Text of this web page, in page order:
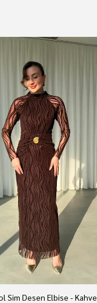
Sim Desen Elbise - Kahve